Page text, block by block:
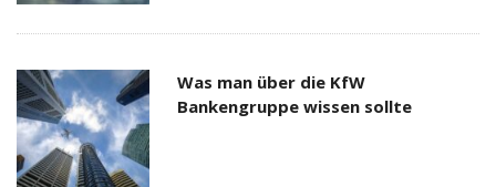
Was man über die KfW
Bankengruppe wissen sollte